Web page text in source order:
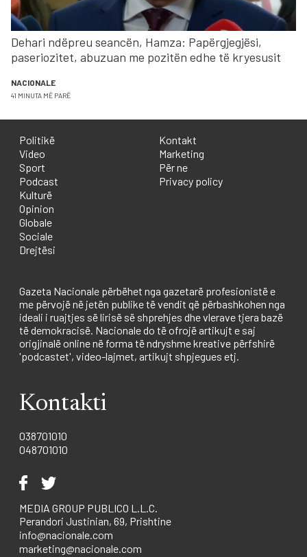
Dehari ndëpreu seancën, Hamza: Papërgjegjësi,
paseriozitet, abuzuan me pozitën edhe të kryesusit
NACIONALE
41 MINUTA MË PARË
Politikë
Video
Sport
Podcast
Kulturë
Opinion
Globale
Sociale
Drejtësi
Kontakt
Marketing
Për ne
Privacy policy
Gazeta Nacionale përbëhet nga gazetarë profesionistë e
me përvojë në jetën publike të vendit që përbashkohen nga
ideali i ruajtjes së lirisë së shprehjes dhe vlerave tjera bazë
të demokracisë. Nacionale do të ofrojë artikujt e saj
origjinalë online në forma të ndryshme kreative përfshirë
'podcastet', video-lajmet, artikujt shpjegues etj.
Kontakti
038701010
048701010
MEDIA GROUP PUBLICO L.L.C.
Perandori Justinian, 69, Prishtine
info@nacionale.com
marketing@nacionale.com